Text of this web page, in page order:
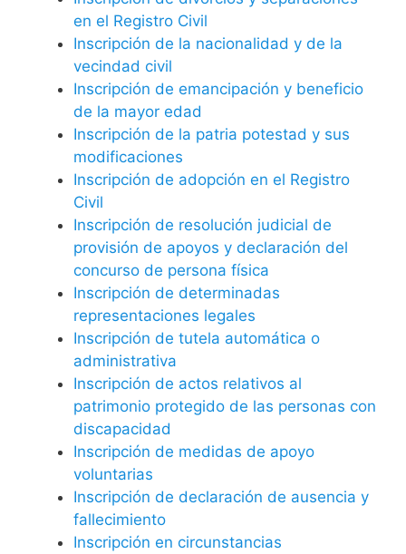
en el Registro Civil
Inscripción de la nacionalidad y de la
vecindad civil
Inscripción de emancipación y beneficio
de la mayor edad
Inscripción de la patria potestad y sus
modificaciones
Inscripción de adopción en el Registro
Civil
Inscripción de resolución judicial de
provisión de apoyos y declaración del
concurso de persona física
Inscripción de determinadas
representaciones legales
Inscripción de tutela automática o
administrativa
Inscripción de actos relativos al
patrimonio protegido de las personas con
discapacidad
Inscripción de medidas de apoyo
voluntarias
Inscripción de declaración de ausencia y
fallecimiento
Inscripción en circunstancias